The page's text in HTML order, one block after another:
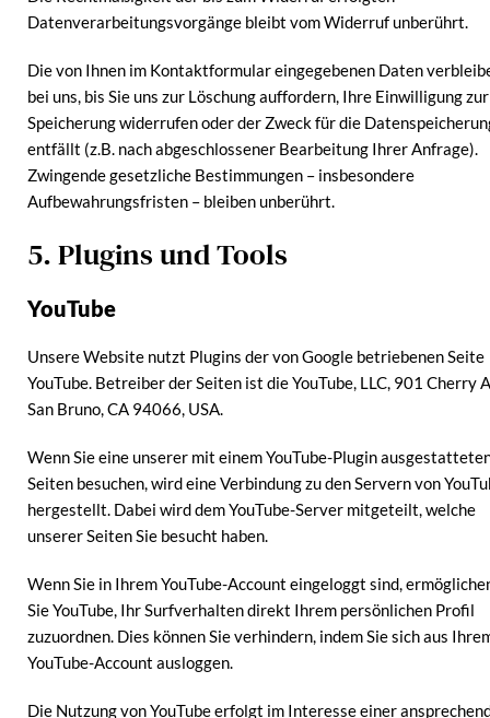
Datenverarbeitungsvorgänge bleibt vom Widerruf unberührt.
Die von Ihnen im Kontaktformular eingegebenen Daten
bei uns, bis Sie uns zur Löschung auffordern, Ihre Einwilligung zur
Speicherung widerrufen oder der Zweck für die
entfällt (z.B. nach abgeschlossener Bearbeitung Ihrer Anfrage).
Zwingende gesetzliche Bestimmungen – insbesondere
Aufbewahrungsfristen – bleiben unberührt.
5. Plugins und Tools
YouTube
Unsere Website nutzt Plugins der von Google betriebenen Seite
YouTube. Betreiber der Seiten ist die YouTube, LLC, 901 Cherry
San Bruno, CA 94066, USA.
Wenn Sie eine unserer mit einem YouTube-Plugin
Seiten besuchen, wird eine Verbindung zu den Servern von
hergestellt. Dabei wird dem YouTube-Server mitgeteilt, welche
unserer Seiten Sie besucht haben.
Wenn Sie in Ihrem YouTube-Account eingeloggt sind,
Sie YouTube, Ihr Surfverhalten direkt Ihrem persönlichen Profil
zuzuordnen. Dies können Sie verhindern, indem Sie sich aus
YouTube-Account ausloggen.
Die Nutzung von YouTube erfolgt im Interesse einer